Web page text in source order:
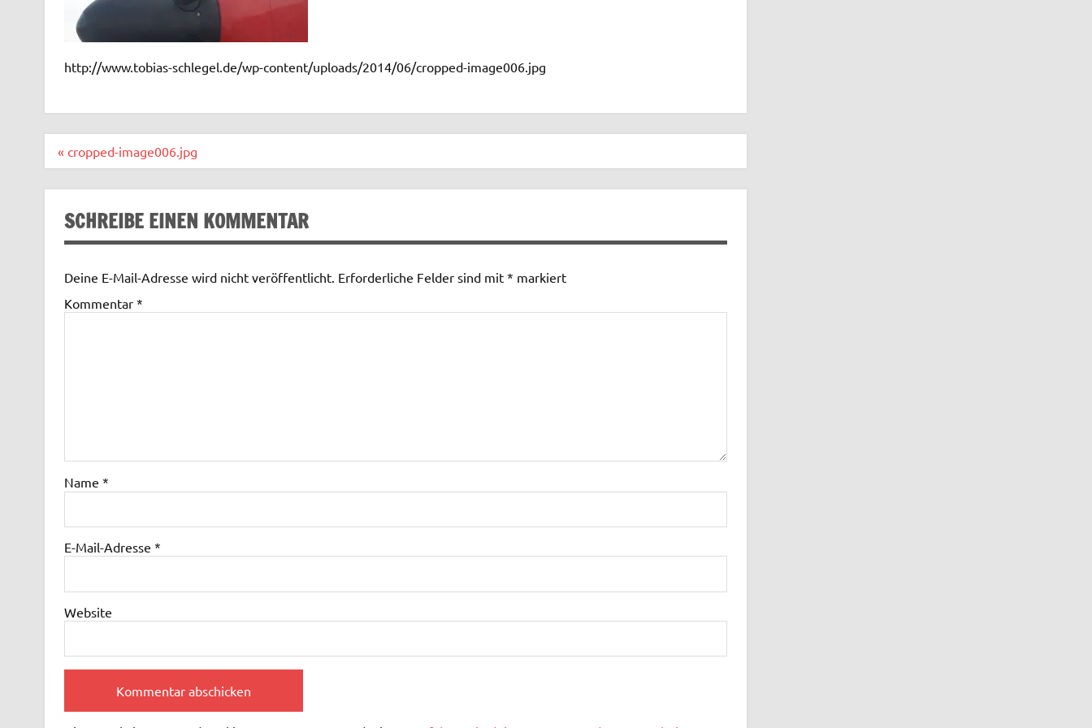
http://www.tobias-schlegel.de/wp-content/uploads/2014/06/cropped-image006.jpg
Beitragsnavigation
« cropped-image006.jpg
SCHREIBE EINEN KOMMENTAR
Deine E-Mail-Adresse wird nicht veröffentlicht. Erforderliche Felder sind mit * markiert
Kommentar *
Name *
E-Mail-Adresse *
Website